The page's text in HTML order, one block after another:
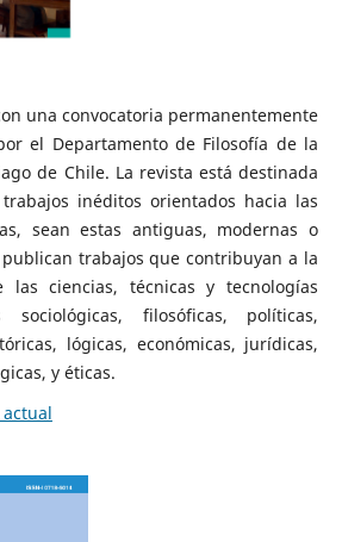
una convocatoria permanentemente
el Departamento de Filosofía de la
de Chile. La revista está destinada
inéditos orientados hacia las
sean estas antiguas, modernas o
trabajos que contribuyan a la
las ciencias, técnicas y tecnologías
sociológicas, filosóficas, políticas,
lógicas, económicas, jurídicas,
y éticas.